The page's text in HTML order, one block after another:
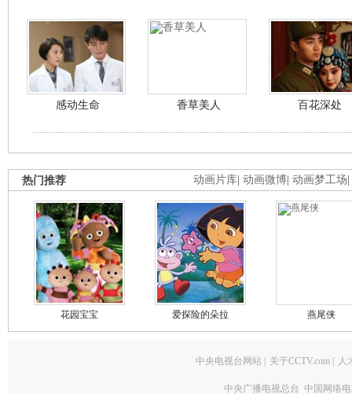
感动生命 香草美人 百花深处
动画片库 动画微博 动画梦工场
热门推荐
花园宝宝 爱探险的朵拉 燕尾侠
中央电视台网站 关于CCTV.com 人
中央广播电视总台 中国网络